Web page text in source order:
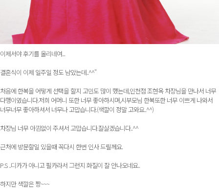
이제서야 후기를 올리네여...
결혼식이 이제 일주일 정도 남았는데..^^"
처음에 한복을 어떻게 선택을 할지 고민도 많이 했는데,인천점 조현옥 차장님을 만나서 너무
다행이였습니다.저희 어머니 또한 너무 좋아하시며,시부모님 한복또한 너무 이쁘게 나와서
너무너무 좋아하셔서 너무나 고맙습니다.(색깔이 정말 고와요..^^)
차장님 너무 아낌없이 주셔서 고맙습니다.잘살겠습니다..^^
근처에 방문할일 있을때 꼭다시 한번 인사 드릴께요.
P.S ..디카가 아니고 필카라서 그런지 화질이 잘 안나오네요..
하지만 색깔은 짱~~~